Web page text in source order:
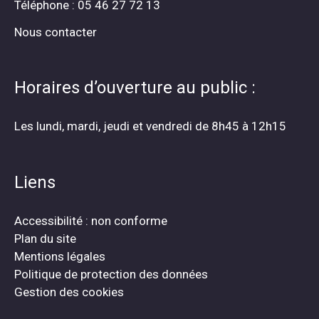
Téléphone : 05 46 27 72 13
Nous contacter
Horaires d’ouverture au public :
Les lundi, mardi, jeudi et vendredi de 8h45 à 12h15
Liens
Accessibilité : non conforme
Plan du site
Mentions légales
Politique de protection des données
Gestion des cookies